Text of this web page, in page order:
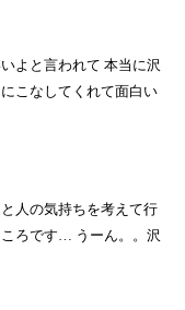
よと言われて 本当に沢
こなしてくれて面白い
人の気持ちを考えて行
ろです… うーん。。沢